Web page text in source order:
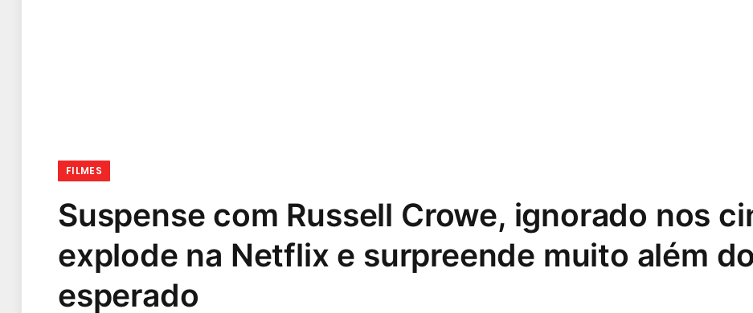
FILMES
Suspense com Russell Crowe, ignorado nos
explode na Netflix e surpreende muito além do
esperado